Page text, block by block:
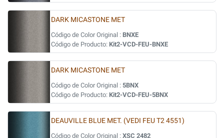
DARK MICASTONE MET
Código de Color Original : BNXE
Código de Producto: Kit2-VCD-FEU-BNXE
DARK MICASTONE MET
Código de Color Original : 5BNX
Código de Producto: Kit2-VCD-FEU-5BNX
DEAUVILLE BLUE MET. (VEDI FEU T2 4551)
Código de Color Original : XSC 2482